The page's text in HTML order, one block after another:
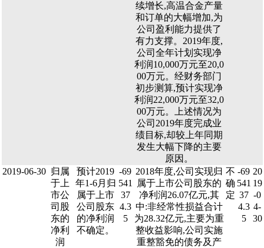
续增长,高温合金产量
和订单的大幅增加,为
公司盈利能力提供了
有力支撑。2019年度,
公司全年计划实现净
利润10,000万元至20,0
00万元。经财务部门
初步测算,预计实现净
利润22,000万元至32,0
00万元。上述情况为
公司2019年度完成业
绩目标,却较上年同期
发生大幅下降的主要
原因。
2019-06-30 归属
于上
市公
司股
东的
净利
润
预计2019
年1-6月归
属于上市
公司股东
的净利润
不确定。
-69
541
37
4.3
5
2018年度,公司实现归
属于上市公司股东的
净利润26.07亿元,其
中:非经常性损益合计
为28.32亿元,主要为重
整收益影响,公司实施
重整豁免的债务及产
不
确
定
-69
541
37
4.3
5
20
19
-0
4-
30